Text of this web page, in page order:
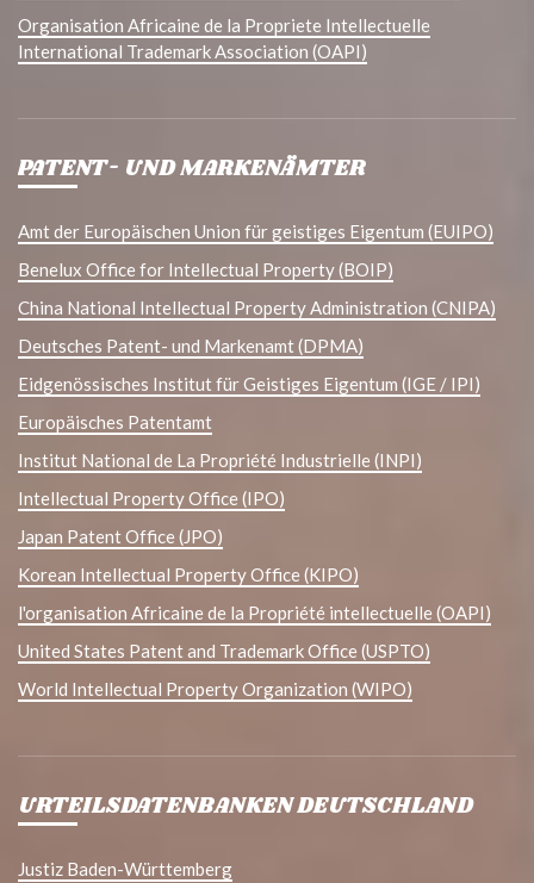
Organisation Africaine de la Propriete Intellectuelle
International Trademark Association (OAPI)
PATENT- UND MARKENÄMTER
Amt der Europäischen Union für geistiges Eigentum (EUIPO)
Benelux Office for Intellectual Property (BOIP)
China National Intellectual Property Administration (CNIPA)
Deutsches Patent- und Markenamt (DPMA)
Eidgenössisches Institut für Geistiges Eigentum (IGE / IPI)
Europäisches Patentamt
Institut National de La Propriété Industrielle (INPI)
Intellectual Property Office (IPO)
Japan Patent Office (JPO)
Korean Intellectual Property Office (KIPO)
l'organisation Africaine de la Propriété intellectuelle (OAPI)
United States Patent and Trademark Office (USPTO)
World Intellectual Property Organization (WIPO)
URTEILSDATENBANKEN DEUTSCHLAND
Justiz Baden-Württemberg